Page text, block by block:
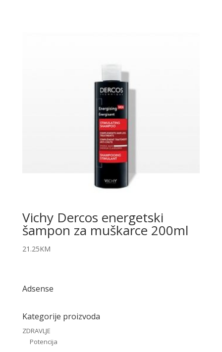
Vichy Dercos energetski
šampon za muškarce 200ml
21.25KM
Adsense
Kategorije proizvoda
ZDRAVLJE
Potencija